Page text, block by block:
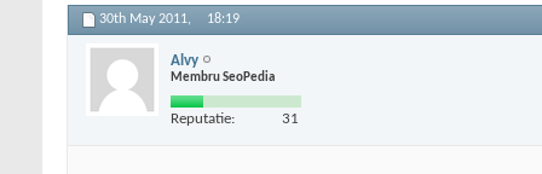
30th May 2011, 18:19
Alvy
Membru SeoPedia
Reputatie: 31